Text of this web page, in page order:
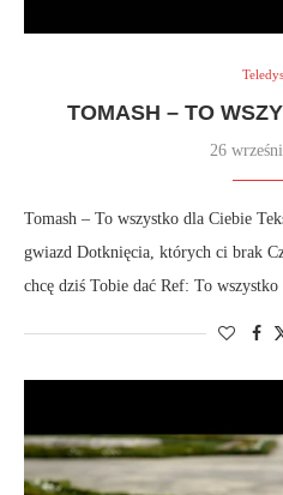
TOMASH – TO
26
Tomash – To wszystko dla Ciebie
gwiazd Dotknięcia, których ci brak
chcę dziś Tobie dać Ref: To wszystko